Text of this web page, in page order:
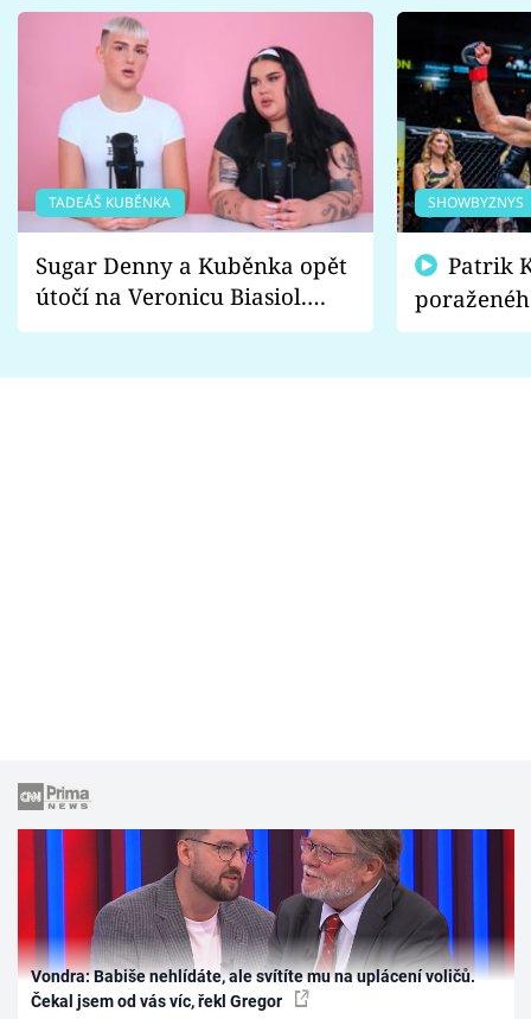
TADEÁŠ KUBĚNKA
Sugar Denny a Kuběnka opět
útočí na Veronicu Biasiol.
Proč je podle nich falešná a
SHOWBYZNYS
fanoušci
Vondra: Babiše nehlídáte, ale svítíte mu na uplácení voličů.
Čekal jsem od vás víc, řekl Gregor